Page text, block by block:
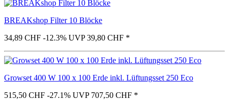
BREAKshop Filter 10 Blöcke
34,89 CHF -12.3% UVP 39,80 CHF *
Growset 400 W 100 x 100 Erde inkl. Lüftungsset 250 Eco
515,50 CHF -27.1% UVP 707,50 CHF *